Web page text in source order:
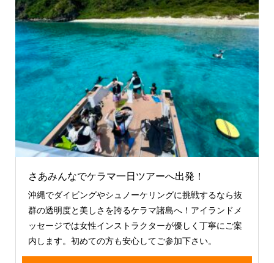
さあみんなでケラマ一日ツアーへ出発！
沖縄でダイビングやシュノーケリングに挑戦するなら抜
群の透明度と美しさを誇るケラマ諸島へ！アイランドメ
ッセージでは女性インストラクターが優しく丁寧にご案
内します。初めての方も安心してご参加下さい。